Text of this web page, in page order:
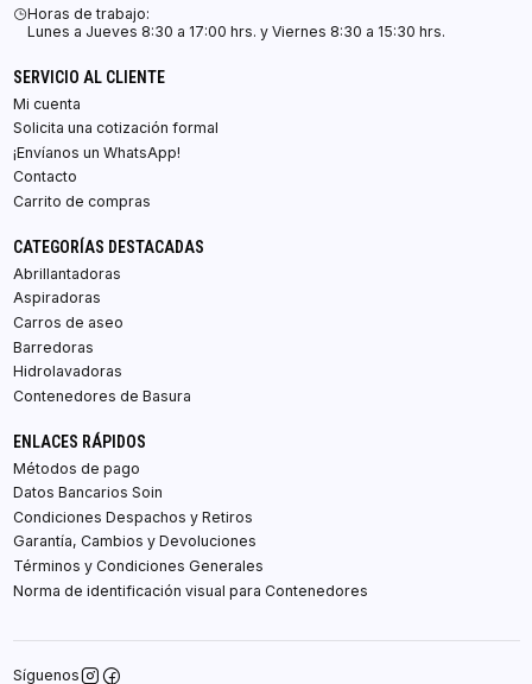
Horas de trabajo:
Lunes a Jueves 8:30 a 17:00 hrs. y Viernes 8:30 a 15:30 hrs.
SERVICIO AL CLIENTE
Mi cuenta
Solicita una cotización formal
¡Envíanos un WhatsApp!
Contacto
Carrito de compras
CATEGORÍAS DESTACADAS
Abrillantadoras
Aspiradoras
Carros de aseo
Barredoras
Hidrolavadoras
Contenedores de Basura
ENLACES RÁPIDOS
Métodos de pago
Datos Bancarios Soin
Condiciones Despachos y Retiros
Garantía, Cambios y Devoluciones
Términos y Condiciones Generales
Norma de identificación visual para Contenedores
Síguenos